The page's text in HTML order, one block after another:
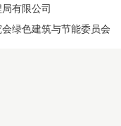
有限公司
绿色建筑与节能委员会